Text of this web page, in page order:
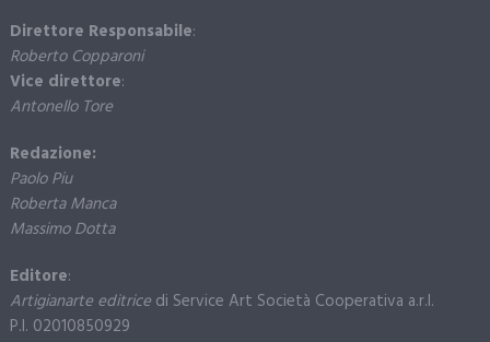
Direttore Responsabile:
Roberto Copparoni
Vice direttore:
Antonello Tore
Redazione:
Paolo Piu
Roberta Manca
Massimo Dotta
Editore:
Artigianarte editricedi Service Art Società Cooperativa a.r.l.
P.I. 02010850929